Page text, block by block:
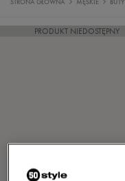
PRODUKT NIEDOSTĘPNY